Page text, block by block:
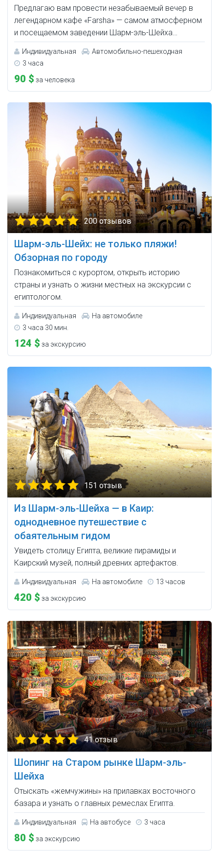
Предлагаю вам провести незабываемый вечер в
легендарном кафе «Farsha» — самом атмосферном
и посещаемом заведении Шарм-эль-Шейха…
Индивидуальная
Автомобильно-пешеходная
3 часа
90 $ за человека
200 отзывов
Шарм-эль-Шейх: не только пляжи!
Обзорная по городу
Познакомиться с курортом, открыть историю
страны и узнать о жизни местных на экскурсии с
египтологом.
Индивидуальная
На автомобиле
3 часа 30 мин.
124 $ за экскурсию
151 отзыв
Из Шарм-эль-Шейха — в Каир:
однодневное путешествие с
обаятельным гидом
Увидеть столицу Египта, великие пирамиды и
Каирский музей, полный древних артефактов.
Индивидуальная На автомобиле 13 часов
420 $ за экскурсию
41 отзыв
Шопинг на Старом рынке Шарм-эль-
Шейха
Отыскать «жемчужины» на прилавках восточного
базара и узнать о главных ремеслах Египта.
Индивидуальная На автобусе 3 часа
80 $ за экскурсию